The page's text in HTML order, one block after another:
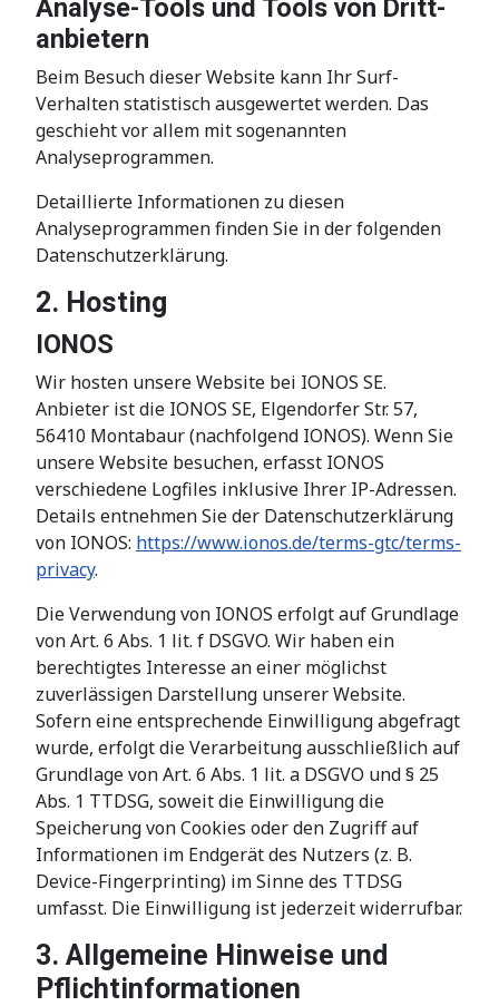
Analyse-Tools und Tools von Dritt­
anbietern
Beim Besuch dieser Website kann Ihr Surf-
Verhalten statistisch ausgewertet werden. Das
geschieht vor allem mit sogenannten
Analyseprogrammen.
Detaillierte Informationen zu diesen
Analyseprogrammen finden Sie in der folgenden
Datenschutzerklärung.
2. Hosting
IONOS
Wir hosten unsere Website bei IONOS SE.
Anbieter ist die IONOS SE, Elgendorfer Str. 57,
56410 Montabaur (nachfolgend IONOS). Wenn Sie
unsere Website besuchen, erfasst IONOS
verschiedene Logfiles inklusive Ihrer IP-Adressen.
Details entnehmen Sie der Datenschutzerklärung
von IONOS: https://www.ionos.de/terms-gtc/terms-
privacy.
Die Verwendung von IONOS erfolgt auf Grundlage
von Art. 6 Abs. 1 lit. f DSGVO. Wir haben ein
berechtigtes Interesse an einer möglichst
zuverlässigen Darstellung unserer Website.
Sofern eine entsprechende Einwilligung abgefragt
wurde, erfolgt die Verarbeitung ausschließlich auf
Grundlage von Art. 6 Abs. 1 lit. a DSGVO und § 25
Abs. 1 TTDSG, soweit die Einwilligung die
Speicherung von Cookies oder den Zugriff auf
Informationen im Endgerät des Nutzers (z. B.
Device-Fingerprinting) im Sinne des TTDSG
umfasst. Die Einwilligung ist jederzeit widerrufbar.
3. Allgemeine Hinweise und
Pflicht­informationen